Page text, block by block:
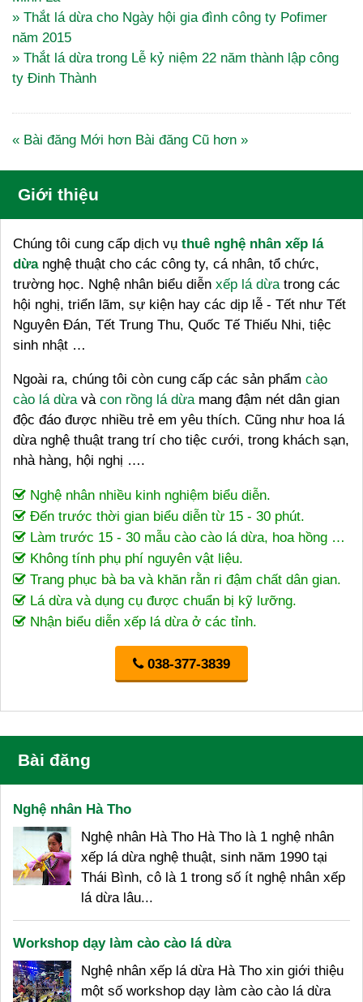
» Thắt lá dừa cho Ngày hội gia đình công ty Pofimer
năm 2015
» Thắt lá dừa trong Lễ kỷ niệm 22 năm thành lập công
ty Đinh Thành
« Bài đăng Mới hơn Bài đăng Cũ hơn »
Giới thiệu
Chúng tôi cung cấp dịch vụ thuê nghệ nhân xếp lá
dừanghệ thuật cho các công ty, cá nhân, tổ chức,
trường học. Nghệ nhân biểu diễn xếp lá dừa trong các
hội nghị, triển lãm, sự kiện hay các dịp lễ - Tết như Tết
Nguyên Đán, Tết Trung Thu, Quốc Tế Thiếu Nhi, tiệc
sinh nhật …
Ngoài ra, chúng tôi còn cung cấp các sản phẩm cào
cào lá dừa và con rồng lá dừa mang đậm nét dân gian
độc đáo được nhiều trẻ em yêu thích. Cũng như hoa lá
dừa nghệ thuật trang trí cho tiệc cưới, trong khách sạn,
nhà hàng, hội nghị ….
Nghệ nhân nhiều kinh nghiệm biểu diễn.
Đến trước thời gian biểu diễn từ 15 - 30 phút.
Làm trước 15 - 30 mẫu cào cào lá dừa, hoa hồng …
Không tính phụ phí nguyên vật liệu.
Trang phục bà ba và khăn rằn ri đậm chất dân gian.
Lá dừa và dụng cụ được chuẩn bị kỹ lưỡng.
Nhận biểu diễn xếp lá dừa ở các tỉnh.
038-377-3839
Bài đăng
Nghệ nhân Hà Tho
Nghệ nhân Hà Tho Hà Tho là 1 nghệ nhân
xếp lá dừa nghệ thuật, sinh năm 1990 tại
Thái Bình, cô là 1 trong số ít nghệ nhân xếp
lá dừa lâu...
Workshop dạy làm cào cào lá dừa
Nghệ nhân xếp lá dừa Hà Tho xin giới thiệu
một số workshop dạy làm cào cào lá dừa